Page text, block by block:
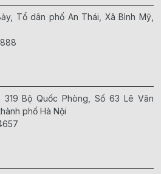
Tổ dân phố An Thái, Xã Bình Mỹ,
Bộ Quốc Phòng, Số 63 Lê Văn
phố Hà Nội